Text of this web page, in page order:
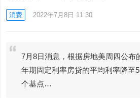
消费 2022年7月8日 11:30
7月8日消息，根据房地美周四公布
年期固定利率房贷的平均利率降至
个基点…